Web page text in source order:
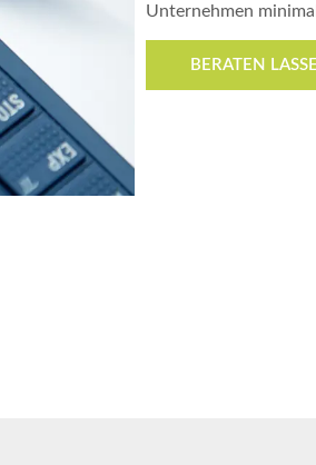
Unternehmen
BERATEN